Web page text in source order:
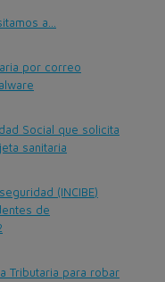
a...
por correo
Social que solicita
sanitaria
(INCIBE)
de
Tributaria para robar